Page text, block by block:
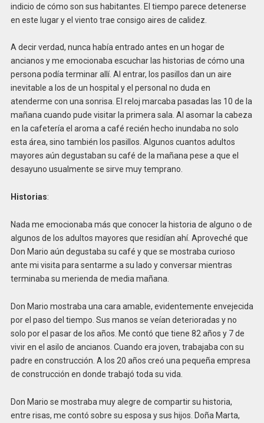
indicio de cómo son sus habitantes. El tiempo parece detenerse
en este lugar y el viento trae consigo aires de calidez.
A decir verdad, nunca había entrado antes en un hogar de
ancianos y me emocionaba escuchar las historias de cómo una
persona podía terminar allí. Al entrar, los pasillos dan un aire
inevitable a los de un hospital y el personal no duda en
atenderme con una sonrisa. El reloj marcaba pasadas las 10 de la
mañana cuando pude visitar la primera sala. Al asomar la cabeza
en la cafetería el aroma a café recién hecho inundaba no solo
esta área, sino también los pasillos. Algunos cuantos adultos
mayores aún degustaban su café de la mañana pese a que el
desayuno usualmente se sirve muy temprano.
Historias:
Nada me emocionaba más que conocer la historia de alguno o de
algunos de los adultos mayores que residían ahí. Aproveché que
Don Mario aún degustaba su café y que se mostraba curioso
ante mi visita para sentarme a su lado y conversar mientras
terminaba su merienda de media mañana.
Don Mario mostraba una cara amable, evidentemente envejecida
por el paso del tiempo. Sus manos se veían deterioradas y no
solo por el pasar de los años. Me contó que tiene 82 años y 7 de
vivir en el asilo de ancianos. Cuando era joven, trabajaba con su
padre en construcción. A los 20 años creó una pequeña empresa
de construcción en donde trabajó toda su vida.
Don Mario se mostraba muy alegre de compartir su historia,
entre risas, me contó sobre su esposa y sus hijos. Doña Marta,